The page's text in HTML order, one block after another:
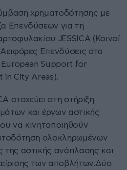
χρηματοδότησης με
Επενδύσεων για τη
JESSICA (Κοινοί
Επενδύσεις στα
European Support for
in City Areas).
στοχεύει στη στήριξη
και έργων αστικής
να κινητοποιηθούν
ολοκληρωμένων
αστικής ανάπλασης και
των αποβλήτων.Δύο